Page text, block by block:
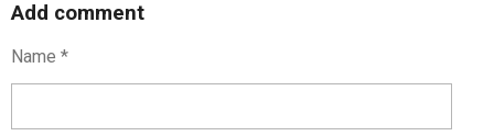
Add comment
Name *